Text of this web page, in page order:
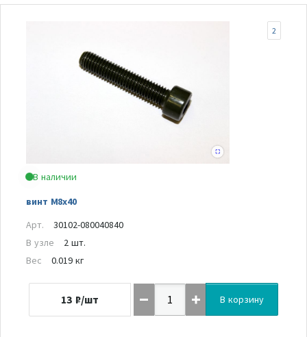
В наличии
винт M8x40
2
Арт.
30102-080040840
В узле
2 шт.
Вес
0.019 кг
13 ₽/шт В корзину